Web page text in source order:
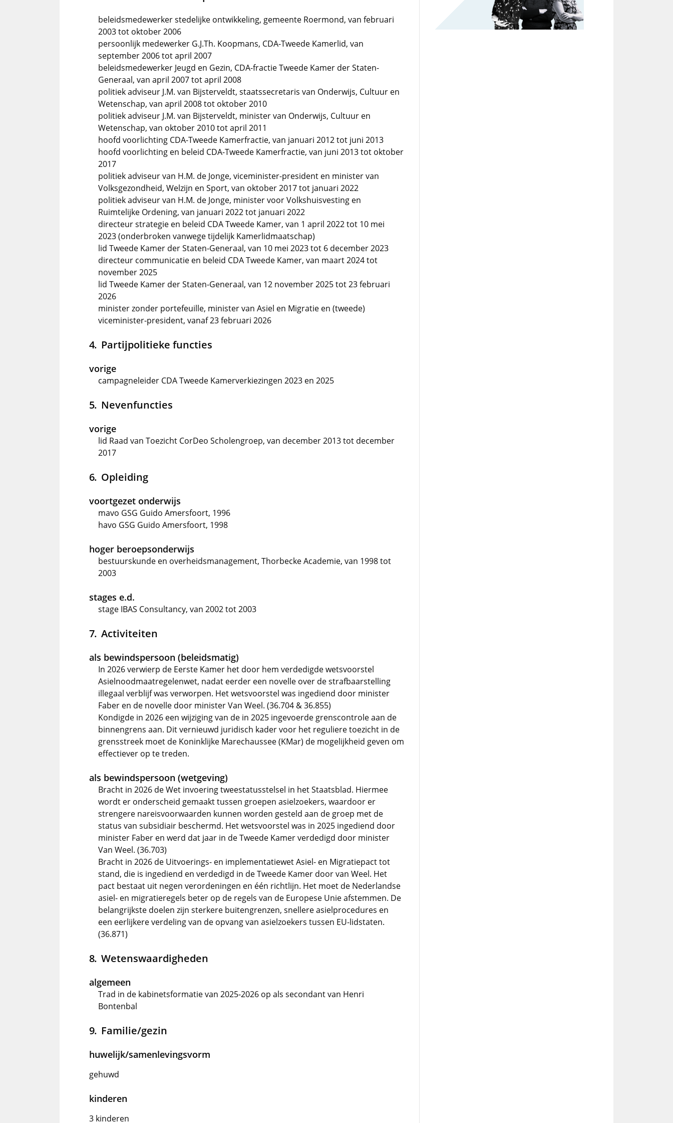
beleidsmedewerker stedelijke ontwikkeling, gemeente Roermond, van februari
2003 tot oktober 2006
persoonlijk medewerker G.J.Th. Koopmans, CDA-Tweede Kamerlid, van
september 2006 tot april 2007
beleidsmedewerker Jeugd en Gezin, CDA-fractie Tweede Kamer der Staten-
Generaal, van april 2007 tot april 2008
politiek adviseur J.M. van Bijsterveldt, staatssecretaris van Onderwijs, Cultuur en
Wetenschap, van april 2008 tot oktober 2010
politiek adviseur J.M. van Bijsterveldt, minister van Onderwijs, Cultuur en
Wetenschap, van oktober 2010 tot april 2011
hoofd voorlichting CDA-Tweede Kamerfractie, van januari 2012 tot juni 2013
hoofd voorlichting en beleid CDA-Tweede Kamerfractie, van juni 2013 tot oktober
2017
politiek adviseur van H.M. de Jonge, viceminister-president en minister van
Volksgezondheid, Welzijn en Sport, van oktober 2017 tot januari 2022
politiek adviseur van H.M. de Jonge, minister voor Volkshuisvesting en
Ruimtelijke Ordening, van januari 2022 tot januari 2022
directeur strategie en beleid CDA Tweede Kamer, van 1 april 2022 tot 10 mei
2023 (onderbroken vanwege tijdelijk Kamerlidmaatschap)
lid Tweede Kamer der Staten-Generaal, van 10 mei 2023 tot 6 december 2023
directeur communicatie en beleid CDA Tweede Kamer, van maart 2024 tot
november 2025
lid Tweede Kamer der Staten-Generaal, van 12 november 2025 tot 23 februari
2026
minister zonder portefeuille, minister van Asiel en Migratie en (tweede)
viceminister-president, vanaf 23 februari 2026
Partijpolitieke functies
vorige
campagneleider CDA Tweede Kamerverkiezingen 2023 en 2025
Nevenfuncties
vorige
lid Raad van Toezicht CorDeo Scholengroep, van december 2013 tot december
2017
Opleiding
voortgezet onderwijs
mavo GSG Guido Amersfoort, 1996
havo GSG Guido Amersfoort, 1998
hoger beroepsonderwijs
bestuurskunde en overheidsmanagement, Thorbecke Academie, van 1998 tot
2003
stages e.d.
stage IBAS Consultancy, van 2002 tot 2003
Activiteiten
als bewindspersoon (beleidsmatig)
In 2026 verwierp de Eerste Kamer het door hem verdedigde wetsvoorstel
Asielnoodmaatregelenwet, nadat eerder een novelle over de strafbaarstelling
illegaal verblijf was verworpen. Het wetsvoorstel was ingediend door minister
Faber en de novelle door minister Van Weel. (36.704 & 36.855)
Kondigde in 2026 een wijziging van de in 2025 ingevoerde grenscontrole aan de
binnengrens aan. Dit vernieuwd juridisch kader voor het reguliere toezicht in de
grensstreek moet de Koninklijke Marechaussee (KMar) de mogelijkheid geven om
effectiever op te treden.
als bewindspersoon (wetgeving)
Bracht in 2026 de Wet invoering tweestatusstelsel in het Staatsblad. Hiermee
wordt er onderscheid gemaakt tussen groepen asielzoekers, waardoor er
strengere nareisvoorwaarden kunnen worden gesteld aan de groep met de
status van subsidiair beschermd. Het wetsvoorstel was in 2025 ingediend door
minister Faber en werd dat jaar in de Tweede Kamer verdedigd door minister
Van Weel. (36.703)
Bracht in 2026 de Uitvoerings- en implementatiewet Asiel- en Migratiepact tot
stand, die is ingediend en verdedigd in de Tweede Kamer door van Weel. Het
pact bestaat uit negen verordeningen en één richtlijn. Het moet de Nederlandse
asiel- en migratieregels beter op de regels van de Europese Unie afstemmen. De
belangrijkste doelen zijn sterkere buitengrenzen, snellere asielprocedures en
een eerlijkere verdeling van de opvang van asielzoekers tussen EU-lidstaten.
(36.871)
Wetenswaardigheden
algemeen
Trad in de kabinetsformatie van 2025-2026 op als secondant van Henri
Bontenbal
Familie/gezin
huwelijk/samenlevingsvorm
gehuwd
kinderen
3 kinderen